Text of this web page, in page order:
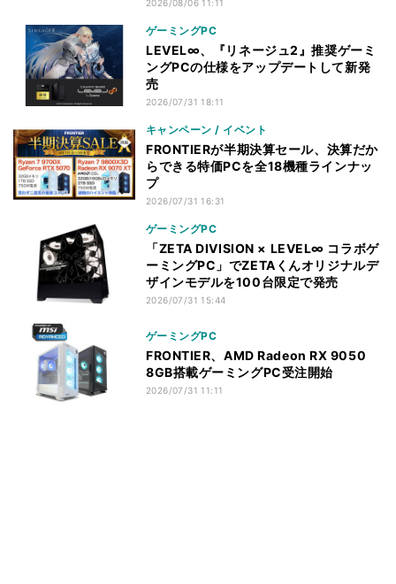
2026/08/06 11:11
ゲーミングPC
LEVEL∞、『リネージュ2』推奨ゲーミ
ングPCの仕様をアップデートして新発
売
2026/07/31 18:11
キャンペーン / イベント
FRONTIERが半期決算セール、決算だか
らできる特価PCを全18機種ラインナッ
プ
2026/07/31 16:31
ゲーミングPC
「ZETA DIVISION × LEVEL∞ コラボゲ
ーミングPC」でZETAくんオリジナルデ
ザインモデルを100台限定で発売
2026/07/31 15:44
ゲーミングPC
FRONTIER、AMD Radeon RX 9050
8GB搭載ゲーミングPC受注開始
2026/07/31 11:11